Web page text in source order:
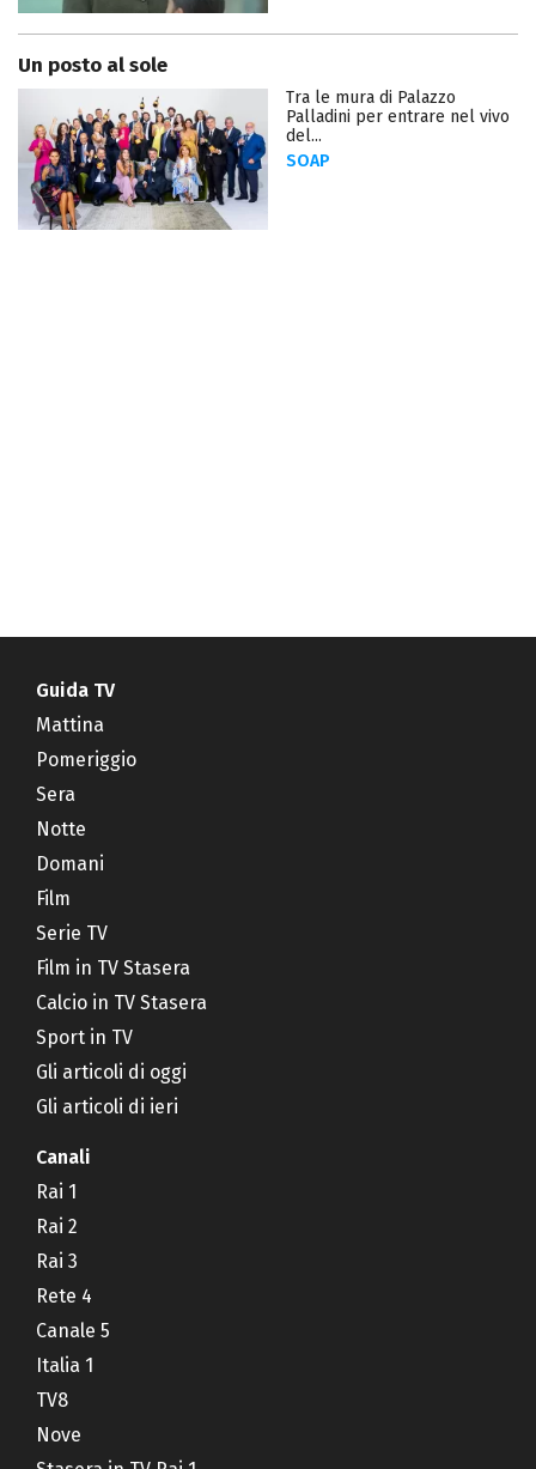
Un posto al sole
Tra le mura di Palazzo
Palladini per entrare nel vivo
del...
SOAP
Guida TV
Mattina
Pomeriggio
Sera
Notte
Domani
Film
Serie TV
Film in TV Stasera
Calcio in TV Stasera
Sport in TV
Gli articoli di oggi
Gli articoli di ieri
Canali
Rai 1
Rai 2
Rai 3
Rete 4
Canale 5
Italia 1
TV8
Nove